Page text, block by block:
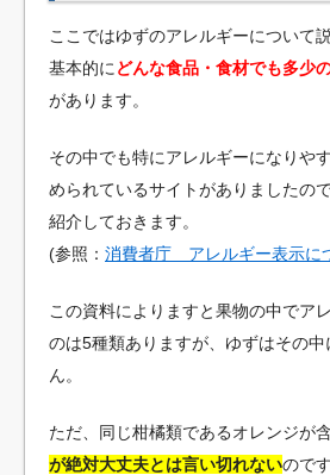
ここではゆずのアレルギーについて
基本的に どんな食品・食材でも多少
があります。
その中でも特にアレルギーになりや
められているサイトがありましたの
紹介しておきます。
(参照： 消費者庁 アレルギー表示に
この資料によりますと果物の中でア
のは5種類ありますが、ゆずはその
ん。
ただ、同じ柑橘類であるオレンジが
が絶対大丈夫とは言い切れないのです